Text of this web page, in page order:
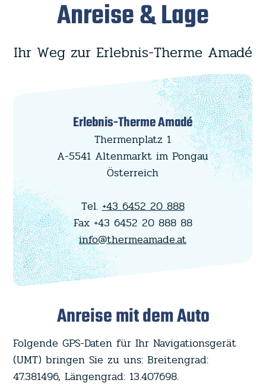
Anreise & Lage
Ihr Weg zur Erlebnis-Therme Amadé
Erlebnis-Therme Amadé
Thermenplatz 1
A-5541 Altenmarkt im Pongau
Österreich
Tel.+43 6452 20 888
Fax +43 6452 20 888 88
info@thermeamade.at
Anreise mit dem Auto
Folgende GPS-Daten für Ihr Navigationsgerät
(UMT) bringen Sie zu uns: Breitengrad:
47.381496, Längengrad: 13.407698.